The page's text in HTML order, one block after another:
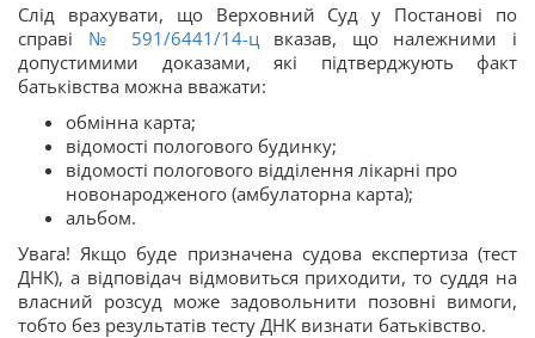
Слід врахувати, що Верховний Суд у Постанові по
справі № 591/6441/14-ц вказав, що належними і
допустимими доказами, які підтверджують факт
батьківства можна вважати:
обмінна карта;
відомості пологового будинку;
відомості пологового відділення лікарні про
новонародженого (амбулаторна карта);
альбом.
Увага! Якщо буде призначена судова експертиза (тест
ДНК), а відповідач відмовиться приходити, то суддя на
власний розсуд може задовольнити позовні вимоги,
тобто без результатів тесту ДНК визнати батьківство.